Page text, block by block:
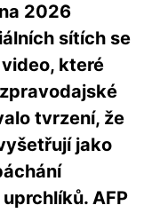
2026
sítích se
které
tvrzení, že
jako
AFP